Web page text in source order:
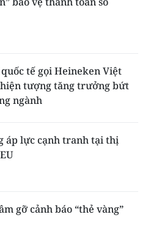
tế gọi Heineken Việt
tượng tăng trưởng bứt
ngành
áp lực cạnh tranh tại thị
gỡ cảnh báo “thẻ vàng”